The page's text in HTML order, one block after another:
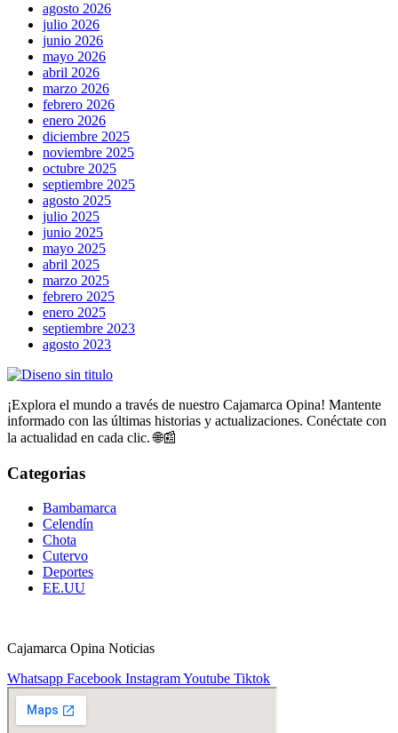
agosto 2026
julio 2026
junio 2026
mayo 2026
abril 2026
marzo 2026
febrero 2026
enero 2026
diciembre 2025
noviembre 2025
octubre 2025
septiembre 2025
agosto 2025
julio 2025
junio 2025
mayo 2025
abril 2025
marzo 2025
febrero 2025
enero 2025
septiembre 2023
agosto 2023
¡Explora el mundo a través de nuestro Cajamarca Opina! Mantente
informado con las últimas historias y actualizaciones. Conéctate con
la actualidad en cada clic. 🌐📰
Categorias
Bambamarca
Celendín
Chota
Cutervo
Deportes
EE.UU
Cajamarca Opina Noticias
Whatsapp Facebook InstagramYoutube Tiktok